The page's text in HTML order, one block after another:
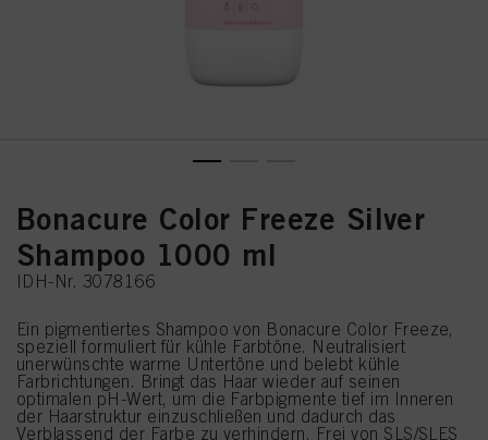
Bonacure Color Freeze Silver
Shampoo 1000 ml
IDH-Nr. 3078166
Ein pigmentiertes Shampoo von Bonacure Color Freeze,
speziell formuliert für kühle Farbtöne. Neutralisiert
unerwünschte warme Untertöne und belebt kühle
Farbrichtungen. Bringt das Haar wieder auf seinen
optimalen pH-Wert, um die Farbpigmente tief im Inneren
der Haarstruktur einzuschließen und dadurch das
Verblassend der Farbe zu verhindern. Frei von SLS/SLES